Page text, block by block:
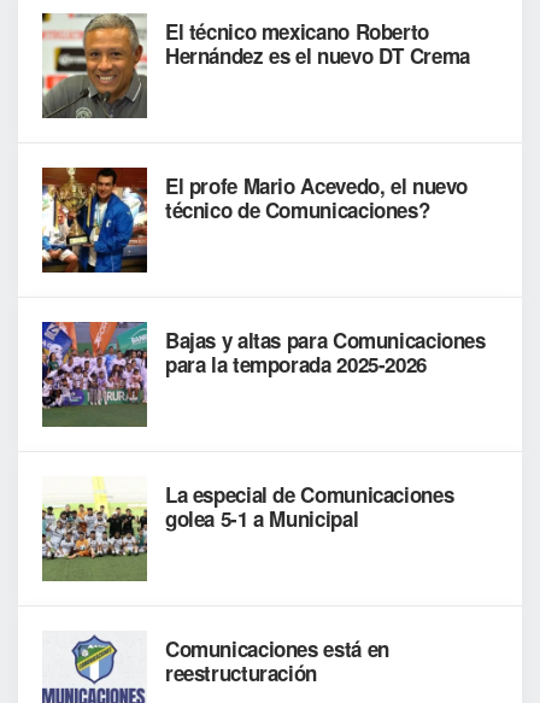
El técnico mexicano Roberto
Hernández es el nuevo DT Crema
El profe Mario Acevedo, el nuevo
técnico de Comunicaciones?
Bajas y altas para Comunicaciones
para la temporada 2025-2026
La especial de Comunicaciones
golea 5-1 a Municipal
Comunicaciones está en
reestructuración